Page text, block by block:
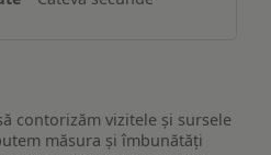
contorizăm vizitele și sursele
măsura și îmbunătăți